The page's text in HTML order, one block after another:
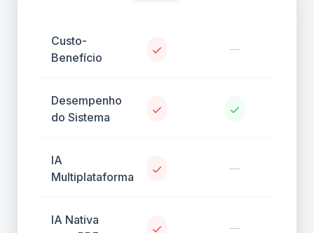
Custo-
Benefício
—
Desempenho
do Sistema
IA
Multiplataforma
—
IA Nativa
—